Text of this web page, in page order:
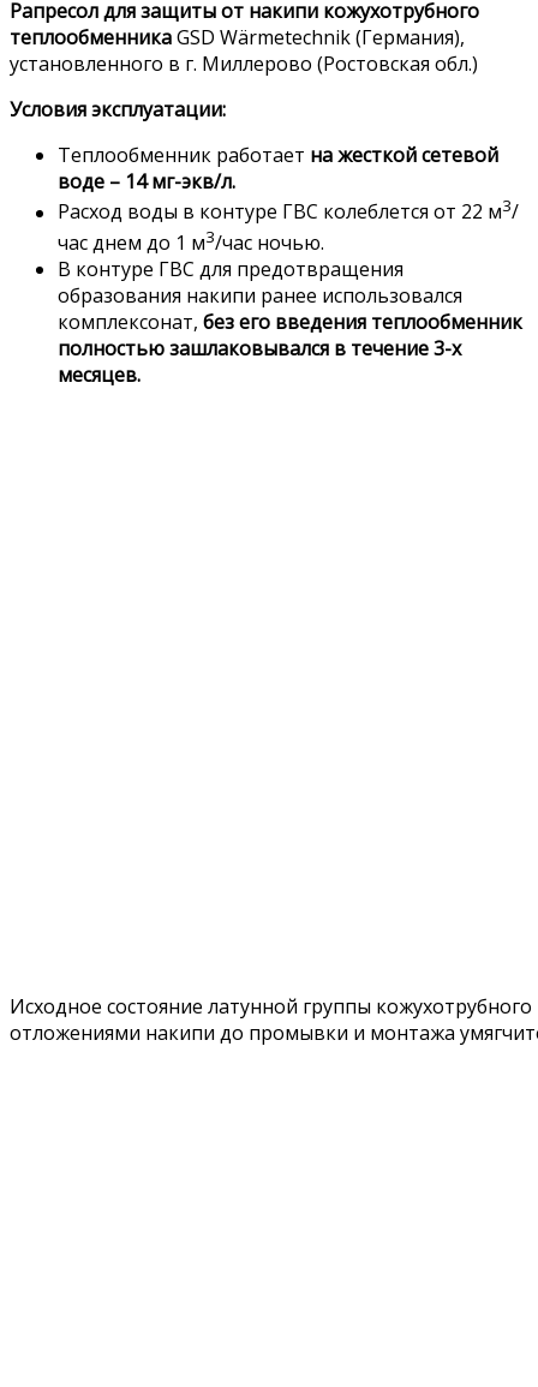
Рапресол для защиты от накипи кожухотрубного
теплообменникаGSD Wärmetechnik (Германия),
установленного в г. Миллерово (Ростовская обл.)
Условия эксплуатации:
Теплообменник работает на жесткой сетевой
воде – 14 мг-экв/л.
Расход воды в контуре ГВС колеблется от 22 м3/
час днем до 1 м3/час ночью.
В контуре ГВС для предотвращения
образования накипи ранее использовался
комплексонат, без его введения теплообменник
полностью зашлаковывался в течение 3-х
месяцев.
Исходное состояние латунной группы
отложениями накипи до промывки и монтажа